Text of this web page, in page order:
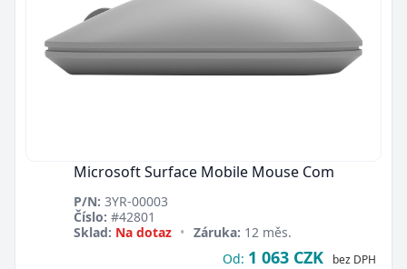
Microsoft Surface Mobile Mouse Com
P/N: 3YR-00003
Číslo: #42801
Sklad: Na dotaz • Záruka: 12 měs.
Od: 1 063 CZK bez DPH